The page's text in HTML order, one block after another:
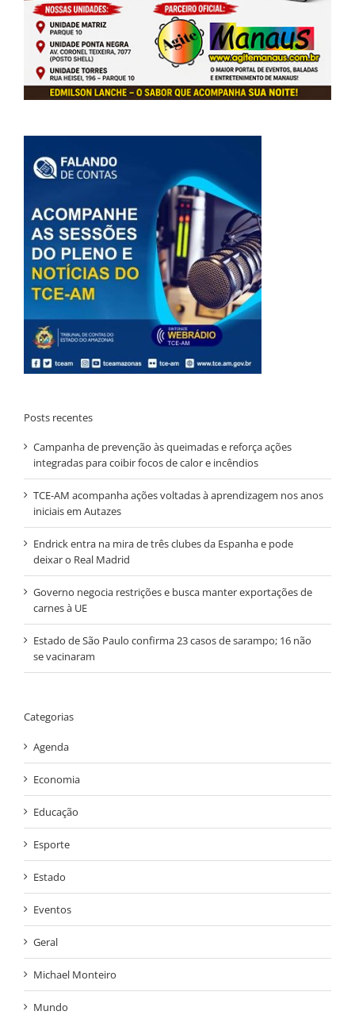
Posts recentes
Campanha de prevenção às queimadas e reforça ações
integradas para coibir focos de calor e incêndios
TCE-AM acompanha ações voltadas à aprendizagem nos anos
iniciais em Autazes
Endrick entra na mira de três clubes da Espanha e pode
deixar o Real Madrid
Governo negocia restrições e busca manter exportações de
carnes à UE
Estado de São Paulo confirma 23 casos de sarampo; 16 não
se vacinaram
Categorias
Agenda
Economia
Educação
Esporte
Estado
Eventos
Geral
Michael Monteiro
Mundo